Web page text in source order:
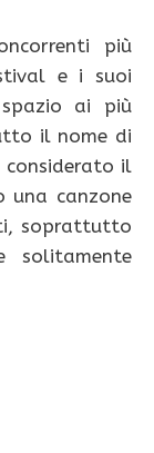
più
e i suoi
ai più
il nome di
considerato il
canzone
soprattutto
solitamente